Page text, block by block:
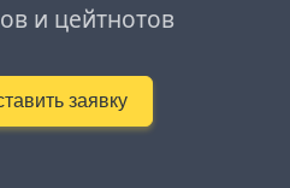
и цейтнотов
заявку